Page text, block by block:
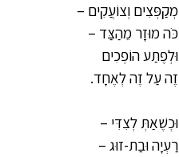
מְקַפְּצִים וְצוֹעֲקִים –
כֹּה מוּזָר מֵהַצַּד –
וּלְפֶתַע הוֹפְכִים
זֶה עַל זֶה לְאֶחָד.
וּכְשֶׁאַתְּ לְצִדִּי –
רַעְיָה וּבַת-זוּג –